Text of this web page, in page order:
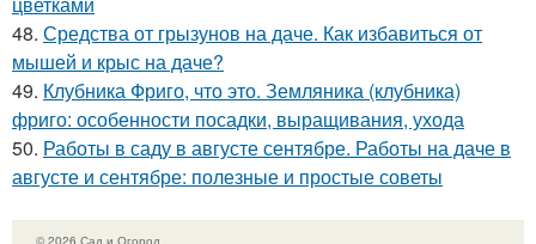
48. Средства от грызунов на даче. Как избавиться от
мышей и крыс на даче?
49. Клубника Фриго, что это. Земляника (клубника)
фриго: особенности посадки, выращивания, ухода
50. Работы в саду в августе сентябре. Работы на даче в
августе и сентябре: полезные и простые советы
© 2026 Сад и Огород